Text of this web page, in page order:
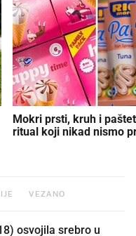
Mokri prsti, kruh i
ritual koji nikad nismo
VEZANO
osvojila srebro u